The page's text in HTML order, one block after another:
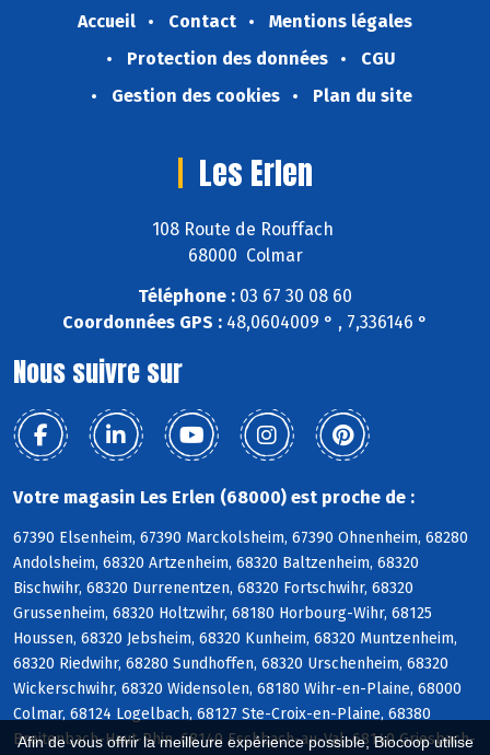
Afin de vous offrir la meilleure expérience possible, Biocoop utilise
Accueil Contact
Mentions légales
Protection des données
CGU
Gestion des cookies
Plan du site
Les Erlen
108 Route de Rouffach
68000 Colmar
Téléphone : 03 67 30 08 60
Coordonnées GPS : 48,0604009 ° , 7,336146 °
Nous suivre sur
Votre magasin Les Erlen (68000) est proche de :
67390 Elsenheim, 67390 Marckolsheim, 67390 Ohnenheim, 68280
Andolsheim, 68320 Artzenheim, 68320 Baltzenheim, 68320
Bischwihr, 68320 Durrenentzen, 68320 Fortschwihr, 68320
Grussenheim, 68320 Holtzwihr, 68180 Horbourg-Wihr, 68125
Houssen, 68320 Jebsheim, 68320 Kunheim, 68320 Muntzenheim,
68320 Riedwihr, 68280 Sundhoffen, 68320 Urschenheim, 68320
Wickerschwihr, 68320 Widensolen, 68180 Wihr-en-Plaine, 68000
Colmar, 68124 Logelbach, 68127 Ste-Croix-en-Plaine, 68380
Breitenbach-Haut-Rhin, 68140 Eschbach-au-Val, 68140 Griesbach-